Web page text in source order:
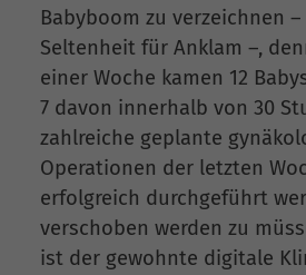
Babyboom zu verzeichnen
Seltenheit für Anklam –,
einer Woche kamen 12
7 davon innerhalb von 30
zahlreiche geplante
Operationen der letzten
erfolgreich durchgeführt
verschoben werden zu
ist der gewohnte digitale